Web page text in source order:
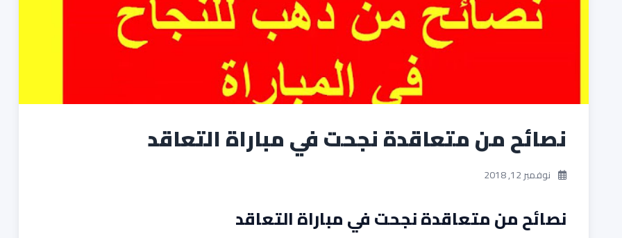
نصائح من متعاقدة نجحت في مباراة التعاقد
نوفمبر 12, 2018
نصائح من متعاقدة نجحت في مباراة التعاقد